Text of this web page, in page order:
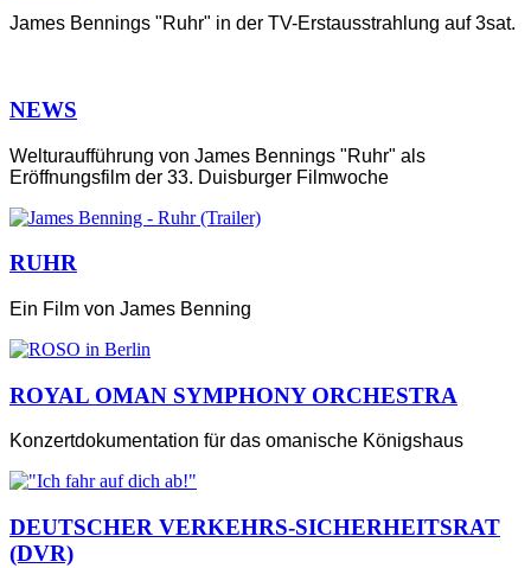
James Bennings "Ruhr" in der TV-Erstausstrahlung auf 3sat.
NEWS
Welturaufführung von James Bennings "Ruhr" als
Eröffnungsfilm der 33. Duisburger Filmwoche
RUHR
Ein Film von James Benning
ROYAL OMAN SYMPHONY ORCHESTRA
Konzertdokumentation für das omanische Königshaus
DEUTSCHER VERKEHRS-SICHERHEITSRAT
(DVR)